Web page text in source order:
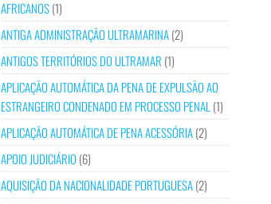
AFRICANOS(1)
ANTIGA ADMINISTRAÇÃO ULTRAMARINA(2)
ANTIGOS TERRITÓRIOS DO ULTRAMAR (1)
APLICAÇÃO AUTOMÁTICA DA PENA DE EXPULSÃO AO
ESTRANGEIRO CONDENADO EM PROCESSO PENAL (1)
APLICAÇÃO AUTOMÁTICA DE PENA ACESSÓRIA(2)
APOIO JUDICIÁRIO (6)
AQUISIÇÃO DA NACIONALIDADE PORTUGUESA(2)